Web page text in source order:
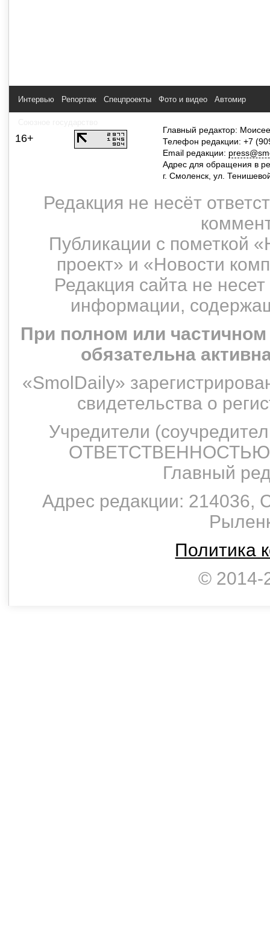
Интервью Репортаж Спецпроекты Фото и видео Автомир
16+
Главный редактор:
Телефон редакции: +7
Email редакции:
Адрес для обращения в
г. Смоленск, ул.
Редакция не несёт
Публикации с пометкой
проект» и «Новости
Редакция сайта не
информации,
При полном или
обязательна
«SmolDaily»
свидетельства о
Учредители
Главный
Адрес редакции: 214036,
Политика
© 2014-